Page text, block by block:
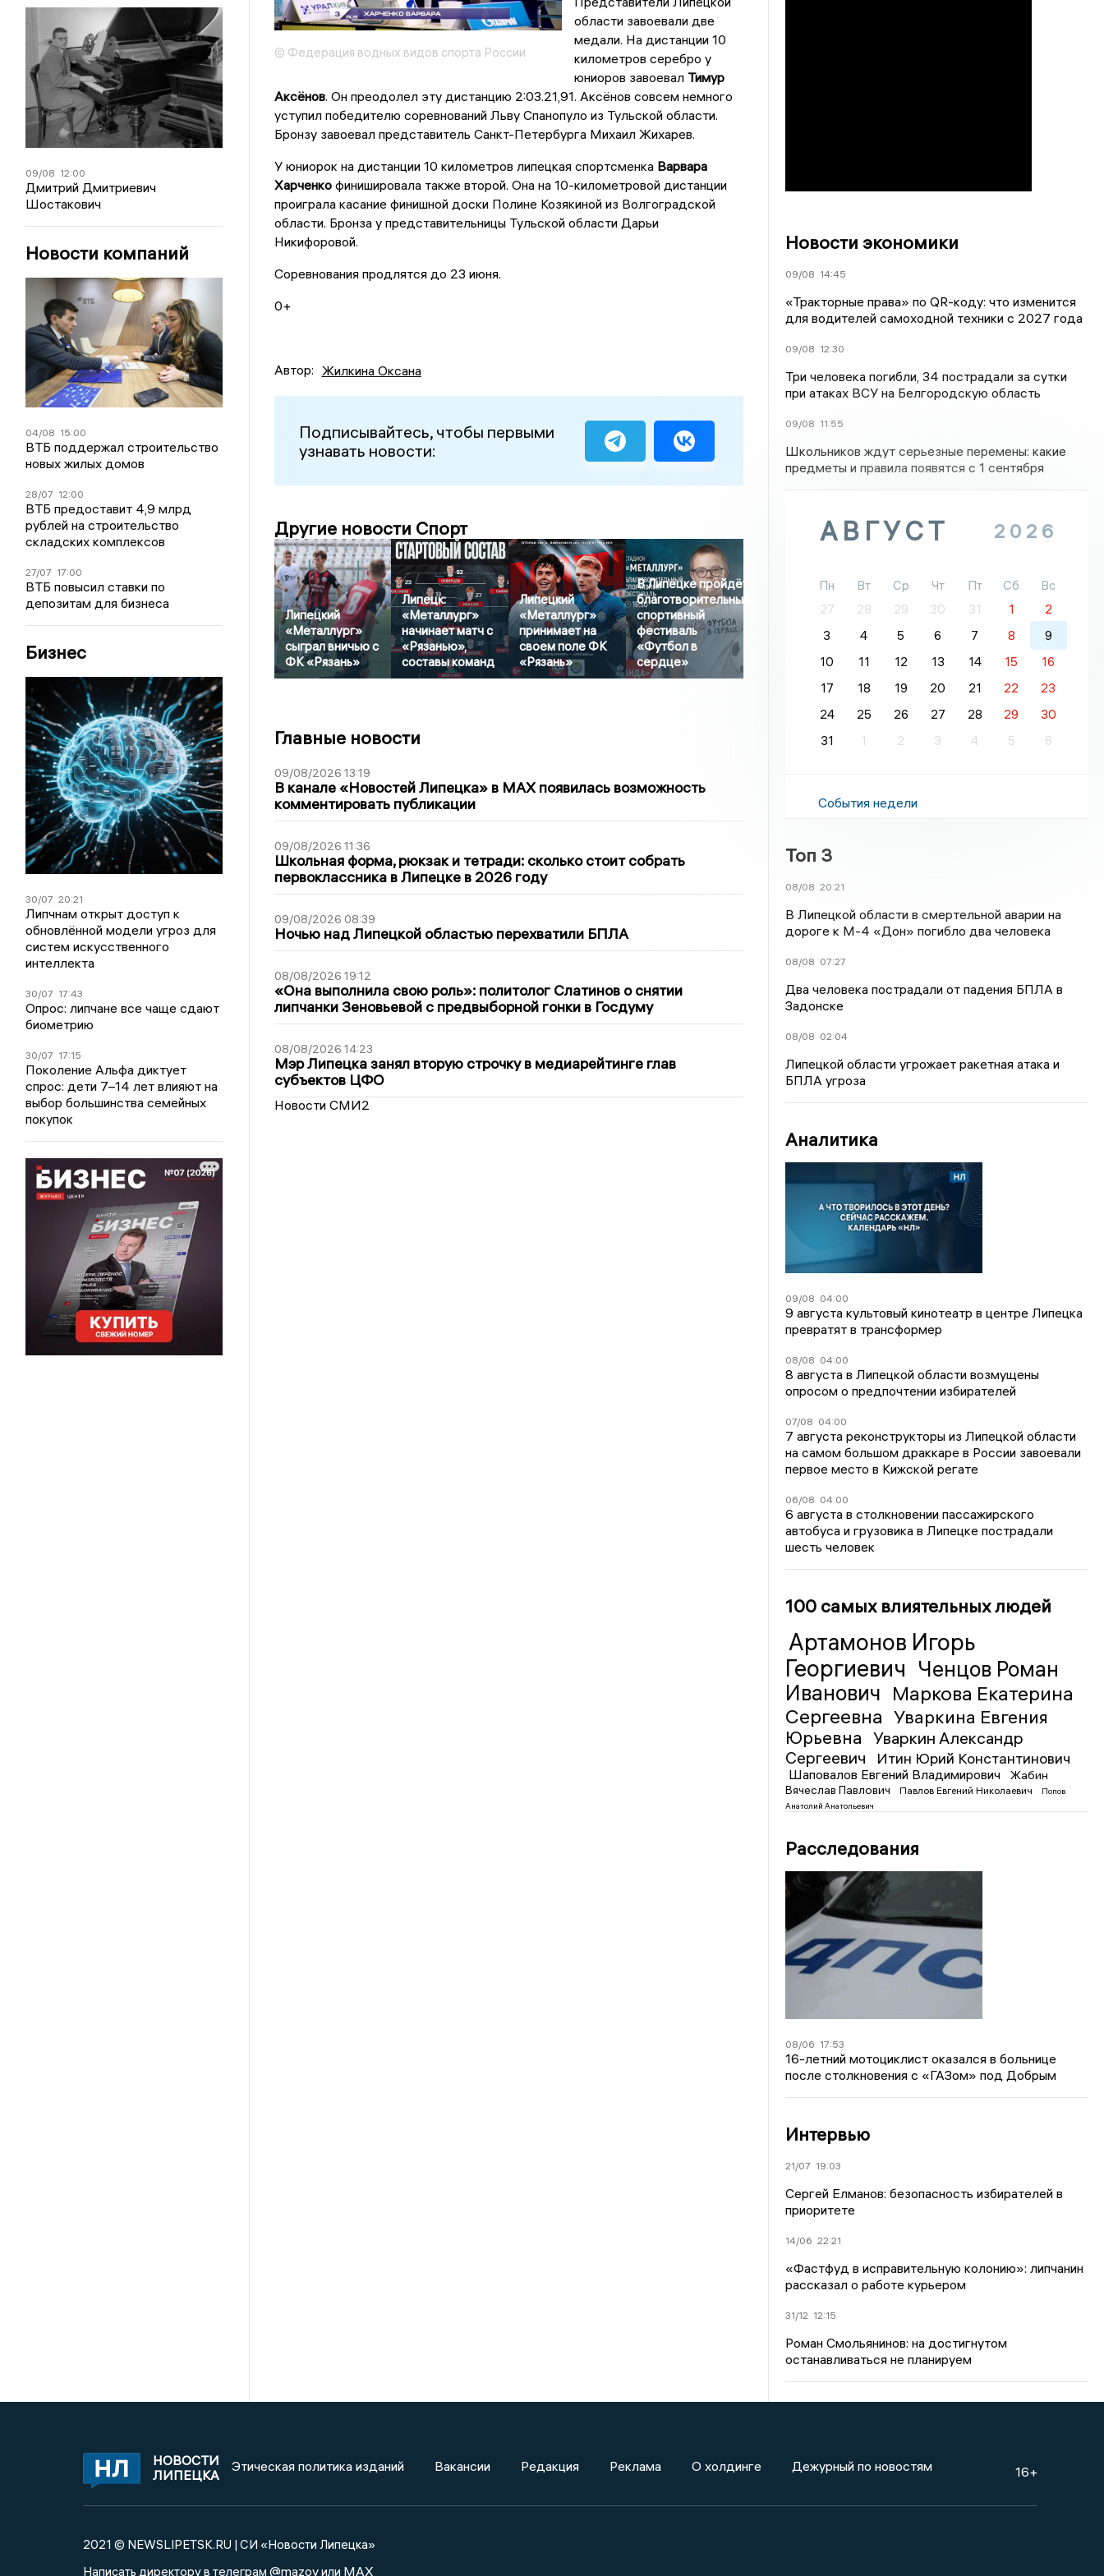
09/08 12:00
Дмитрий Дмитриевич
Шостакович
Новости компаний
04/08 15:00
ВТБ поддержал строительство
новых жилых домов
28/07 12:00
ВТБ предоставит 4,9 млрд
рублей на строительство
складских комплексов
27/07 17:00
ВТБ повысил ставки по
депозитам для бизнеса
Бизнес
30/07 20:21
Липчнам открыт доступ к
обновлённой модели угроз для
систем искусственного
интеллекта
30/07 17:43
Опрос: липчане все чаще сдают
биометрию
30/07 17:15
Поколение Альфа диктует
спрос: дети 7–14 лет влияют на
выбор большинства семейных
покупок
© Федерация водных видов спорта России
области завоевали две
медали. На дистанции 10
километров серебро у
юниоров завоевал Тимур
Аксёнов. Он преодолел эту дистанцию 2:03.21,91. Аксёнов совсем немного
уступил победителю соревнований Льву Спанопуло из Тульской области.
Бронзу завоевал представитель Санкт-Петербурга Михаил Жихарев.
У юниорок на дистанции 10 километров липецкая спортсменкаВарвара
Харченкофинишировала также второй. Она на 10-километровой дистанции
проиграла касание финишной доски Полине Козякиной из Волгоградской
области. Бронза у представительницы Тульской области Дарьи
Никифоровой.
Соревнования продлятся до 23 июня.
0+
Автор: Жилкина Оксана
Подписывайтесь, чтобы первыми
узнавать новости:
Другие новости Спорт
Липецкий
«Металлург»
сыграл вничью с
ФК «Рязань»
Липецк:
«Металлург»
начинает матч с
«Рязанью»,
составы команд
Липецкий
«Металлург»
принимает на
своем поле ФК
«Рязань»
В Липецке пройдёт
благотворительный
спортивный
фестиваль
«Футбол в
сердце»
Главные новости
09/08/2026 13:19
В канале «Новостей Липецка» в MAX появилась возможность
комментировать публикации
09/08/2026 11:36
Школьная форма, рюкзак и тетради: сколько стоит собрать
первоклассника в Липецке в 2026 году
09/08/2026 08:39
Ночью над Липецкой областью перехватили БПЛА
08/08/2026 19:12
«Она выполнила свою роль»: политолог Слатинов о снятии
липчанки Зеновьевой с предвыборной гонки в Госдуму
08/08/2026 14:23
Мэр Липецка занял вторую строчку в медиарейтинге глав
субъектов ЦФО
Новости СМИ2
Новости экономики
09/08 14:45
«Тракторные права» по QR-коду: что изменится
для водителей самоходной техники с 2027 года
09/08 12:30
Три человека погибли, 34 пострадали за сутки
при атаках ВСУ на Белгородскую область
09/08 11:55
Школьников ждут серьезные перемены: какие
предметы и правила появятся с 1 сентября
АВГУСТ 2026
Пн Вт Ср Чт Пт Сб
Вс
27
28 29 30 31 1
2
3
4 5 6 7 8
9
10
11 12 13 14 15
16
17
18 19 20 21 22
23
24
25 26 27 28 29
30
31
1 2 3 4 5 6
События недели
Топ 3
08/08 20:21
В Липецкой области в смертельной аварии на
дороге к М-4 «Дон» погибло два человека
08/08 07:27
Два человека пострадали от падения БПЛА в
Задонске
08/08 02:04
Липецкой области угрожает ракетная атака и
БПЛА угроза
Аналитика
09/08 04:00
9 августа культовый кинотеатр в центре Липецка
превратят в трансформер
08/08 04:00
8 августа в Липецкой области возмущены
опросом о предпочтении избирателей
07/08 04:00
7 августа реконструкторы из Липецкой области
на самом большом драккаре в России завоевали
первое место в Кижской регате
06/08 04:00
6 августа в столкновении пассажирского
автобуса и грузовика в Липецке пострадали
шесть человек
100 самых влиятельных людей
Артамонов Игорь
Георгиевич Ченцов Роман
Иванович Маркова Екатерина
Сергеевна Уваркина Евгения
Юрьевна
Уваркин Александр
Сергеевич
Итин Юрий Константинович
Шаповалов Евгений Владимирович
Жабин
Вячеслав Павлович
Павлов Евгений Николаевич
Попов
Анатолий Анатольевич
Расследования
08/06 17:53
16-летний мотоциклист оказался в больнице
после столкновения с «ГАЗом» под Добрым
Интервью
21/07 19:03
Сергей Елманов: безопасность избирателей в
приоритете
14/06 22:21
«Фастфуд в исправительную колонию»: липчанин
рассказал о работе курьером
31/12 12:15
Роман Смольянинов: на достигнутом
останавливаться не планируем
НОВОСТИ
ЛИПЕЦКА
Этическая политика изданий Вакансии Редакция Реклама О холдинге Дежурный по новостям 16+
2021 © NEWSLIPETSK.RU | СИ «Новости Липецка»
Написать директору в телеграм @mazovили MAX